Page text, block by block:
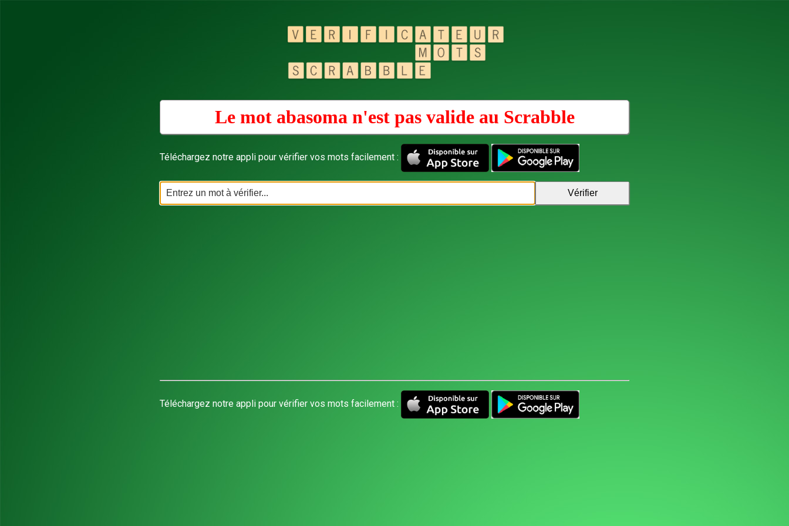
Le mot abasoma n'est pas valide au Scrabble
Téléchargez notre appli pour vérifier vos mots facilement :
Téléchargez notre appli pour vérifier vos mots facilement :